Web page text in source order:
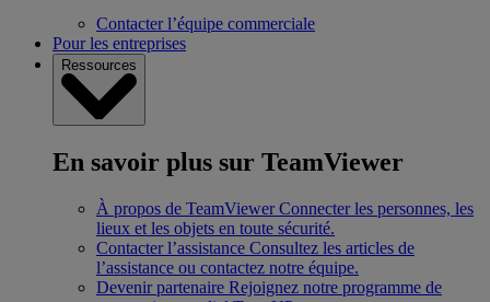
Contacter l’équipe commerciale
Pour les entreprises
Ressources
En savoir plus sur TeamViewer
À propos de TeamViewer Connecter les personnes, les
lieux et les objets en toute sécurité.
Contacter l’assistance Consultez les articles de
l’assistance ou contactez notre équipe.
Devenir partenaire Rejoignez notre programme de